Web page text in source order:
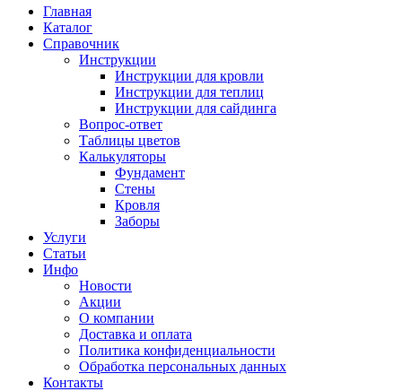
Главная
Каталог
Cправочник
Инструкции
Инструкции для кровли
Инструкции для теплиц
Инструкции для сайдинга
Вопрос-ответ
Таблицы цветов
Калькуляторы
Фундамент
Стены
Кровля
Заборы
Услуги
Статьи
Инфо
Новости
Акции
О компании
Доставка и оплата
Политика конфиденциальности
Обработка персональных данных
Контакты